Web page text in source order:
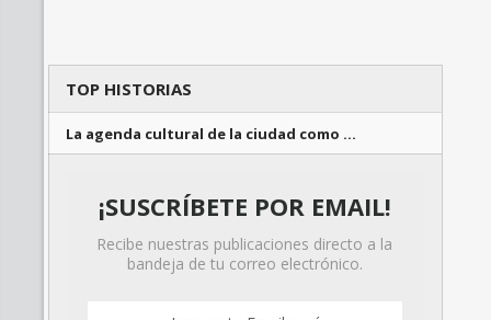
TOP HISTORIAS
La agenda cultural de la ciudad como …
¡SUSCRÍBETE POR EMAIL!
Recibe nuestras publicaciones directo a la
bandeja de tu correo electrónico.